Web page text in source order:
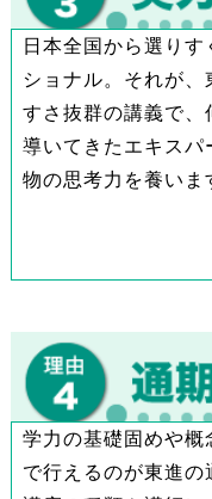
日本全国から選り
ショナル。それが
すさ抜群の講義で、
導いてきたエキスパ
物の思考力を養いま
学力の基礎固めや概
で行えるのが東進の